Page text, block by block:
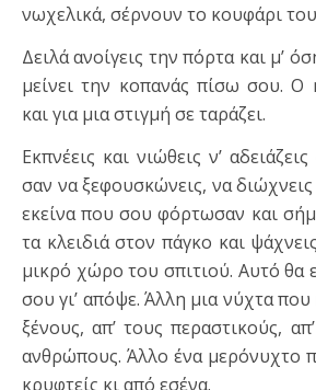
νωχελικά, σέρνουν το κουφάρι
Δειλά ανοίγεις την πόρτα και μ’
μείνει την κοπανάς πίσω σου. Ο
και για μια στιγμή σε ταράζει.
Εκπνέεις και νιώθεις ν’
σαν να ξεφουσκώνεις, να
εκείνα που σου φόρτωσαν και
τα κλειδιά στον πάγκο και
μικρό χώρο του σπιτιού. Αυτό θα
σου γι’ απόψε. Άλλη μια νύχτα που
ξένους, απ’ τους περαστικούς,
ανθρώπους. Άλλο ένα μερόνυχτο
κρυφτείς κι από εσένα.